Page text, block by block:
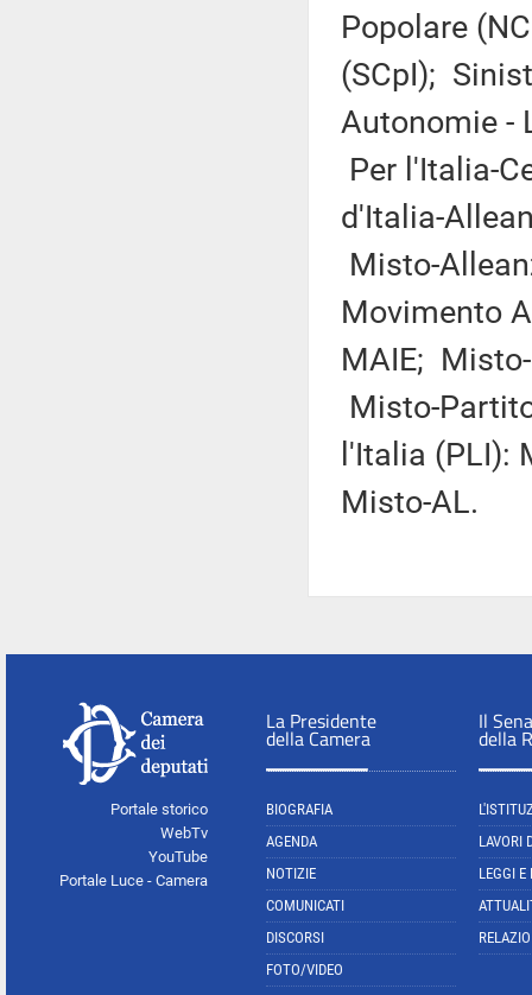
Popolare
(SCpI);
Autonomie -
Per l'Italia-
d'Italia-
Misto-
Movimento
MAIE;
Misto-
l'Italia (PLI):
Misto-AL.
Portale storico
WebTv
YouTube
Portale Luce - Camera
La Presidente
della Camera
BIOGRAFIA
AGENDA
NOTIZIE
COMUNICATI
DISCORSI
FOTO/VIDEO
Il
della
LAVORI
LEGGI E